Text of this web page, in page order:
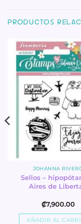
PRODUCTOS
JOHANNA
Sellos –
Aires de
₡7,900.00
AÑADIR AL